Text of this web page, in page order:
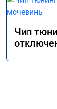
Чип